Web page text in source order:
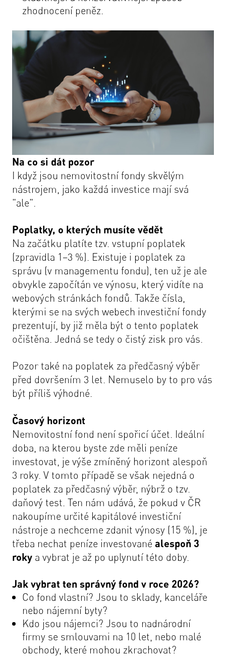
zhodnocení peněz.
Na co si dát pozor
I když jsou nemovitostní fondy skvělým
nástrojem, jako každá investice mají svá
"ale".
Poplatky, o kterých musíte vědět
Na začátku platíte tzv. vstupní poplatek
(zpravidla 1–3 %). Existuje i poplatek za
správu (v managementu fondu), ten už je ale
obvykle započítán ve výnosu, který vidíte na
webových stránkách fondů. Takže čísla,
kterými se na svých webech investiční fondy
prezentují, by již měla být o tento poplatek
očištěna. Jedná se tedy o čistý zisk pro vás.
Pozor také na poplatek za předčasný výběr
před dovršením 3 let. Nemuselo by to pro vás
být příliš výhodné.
Časový horizont
Nemovitostní fond není spořicí účet. Ideální
doba, na kterou byste zde měli peníze
investovat, je výše zmíněný horizont alespoň
3 roky. V tomto případě se však nejedná o
poplatek za předčasný výběr, nýbrž o tzv.
daňový test. Ten nám udává, že pokud v ČR
nakoupíme určité kapitálové investiční
nástroje a nechceme zdanit výnosy (15 %), je
třeba nechat peníze investované alespoň 3
roky a vybrat je až po uplynutí této doby.
Jak vybrat ten správný fond v roce 2026?
Co fond vlastní? Jsou to sklady, kanceláře
nebo nájemní byty?
Kdo jsou nájemci? Jsou to nadnárodní
firmy se smlouvami na 10 let, nebo malé
obchody, které mohou zkrachovat?